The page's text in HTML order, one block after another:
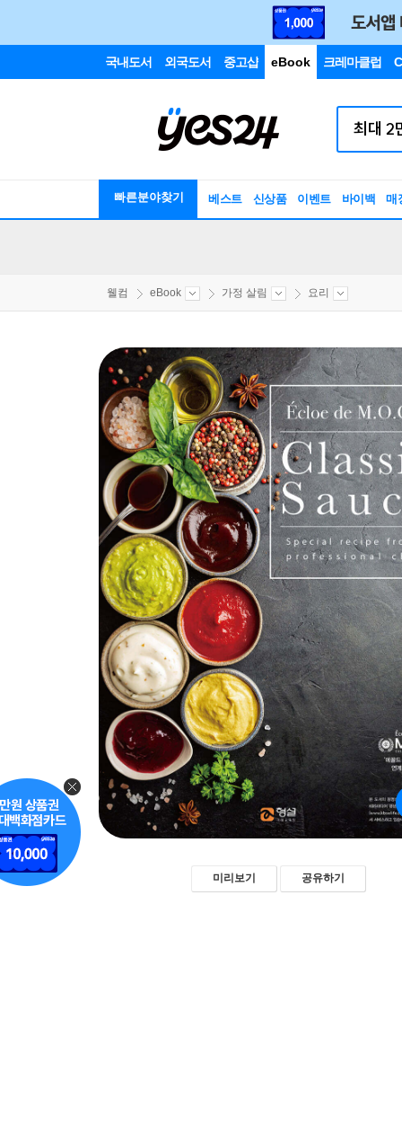
국내도서 외국도서 중고샵 eBook 크레마클럽
빠른분야찾기 베스트 신상품 이벤트 바이백 매
웰컴 eBook 가정 살림 요리
미리보기 공유하기